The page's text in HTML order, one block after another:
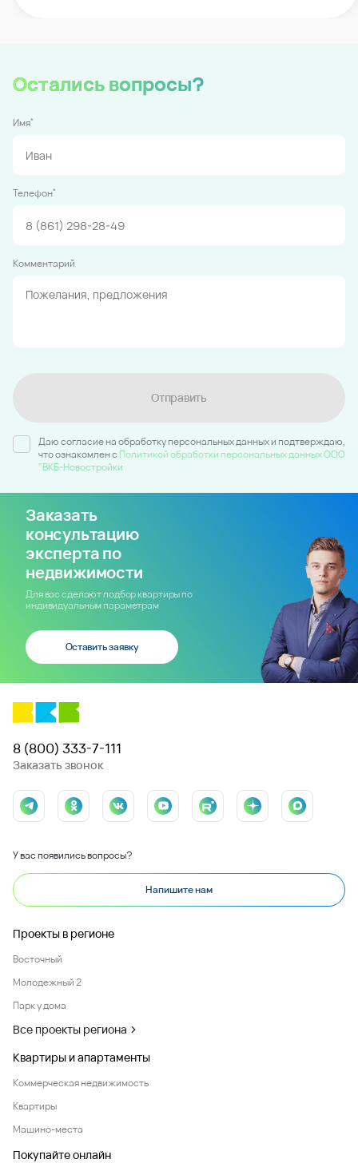
Остались вопросы?
Имя*
Телефон*
Комментарий
Отправить
Даю согласие на обработку персональных данных и подтверждаю,
что ознакомлен c Политикой обработки персональных данных ООО
"ВКБ-Новостройки
Заказать
консультацию
эксперта по
недвижимости
Для вас сделают подбор квартиры по
индивидуальным параметрам
Оставить заявку
8 (800) 333-7-111
Заказать звонок
У вас появились вопросы?
Напишите нам
Проекты в регионе
Восточный
Молодежный 2
Парк у дома
Все проекты региона
Квартиры и апартаменты
Коммерческая недвижимость
Квартиры
Машино-места
Покупайте онлайн